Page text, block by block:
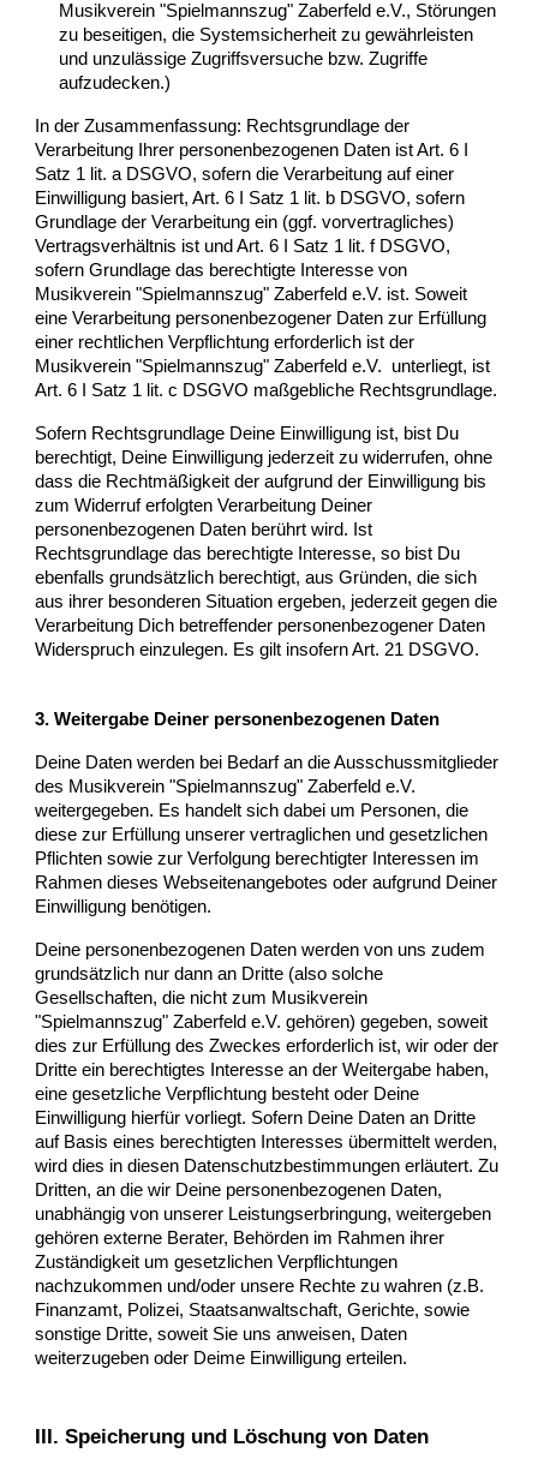
Musikverein "Spielmannszug" Zaberfeld e.V., Störungen
zu beseitigen, die Systemsicherheit zu gewährleisten
und unzulässige Zugriffsversuche bzw. Zugriffe
aufzudecken.)
In der Zusammenfassung: Rechtsgrundlage der
Verarbeitung Ihrer personenbezogenen Daten ist Art. 6 I
Satz 1 lit. a DSGVO, sofern die Verarbeitung auf einer
Einwilligung basiert, Art. 6 I Satz 1 lit. b DSGVO, sofern
Grundlage der Verarbeitung ein (ggf. vorvertragliches)
Vertragsverhältnis ist und Art. 6 I Satz 1 lit. f DSGVO,
sofern Grundlage das berechtigte Interesse von
Musikverein "Spielmannszug" Zaberfeld e.V. ist. Soweit
eine Verarbeitung personenbezogener Daten zur Erfüllung
einer rechtlichen Verpflichtung erforderlich ist der
Musikverein "Spielmannszug" Zaberfeld e.V.
unterliegt, ist
Art. 6 I Satz 1 lit. c DSGVO maßgebliche Rechtsgrundlage.
Sofern Rechtsgrundlage Deine Einwilligung ist, bist Du
berechtigt, Deine Einwilligung jederzeit zu widerrufen, ohne
dass die Rechtmäßigkeit der aufgrund der Einwilligung bis
zum Widerruf erfolgten Verarbeitung Deiner
personenbezogenen Daten berührt wird. Ist
Rechtsgrundlage das berechtigte Interesse, so bist Du
ebenfalls grundsätzlich berechtigt, aus Gründen, die sich
aus ihrer besonderen Situation ergeben, jederzeit gegen die
Verarbeitung Dich betreffender personenbezogener Daten
Widerspruch einzulegen. Es gilt insofern Art. 21 DSGVO.
3. Weitergabe Deiner personenbezogenen Daten
Deine Daten werden bei Bedarf an die Ausschussmitglieder
des Musikverein "Spielmannszug" Zaberfeld e.V.
weitergegeben. Es handelt sich dabei um Personen, die
diese zur Erfüllung unserer vertraglichen und gesetzlichen
Pflichten sowie zur Verfolgung berechtigter Interessen im
Rahmen dieses Webseitenangebotes oder aufgrund Deiner
Einwilligung benötigen.
Deine personenbezogenen Daten werden von uns zudem
grundsätzlich nur dann an Dritte (also solche
Gesellschaften, die nicht zum Musikverein
"Spielmannszug" Zaberfeld e.V.gehören) gegeben, soweit
dies zur Erfüllung des Zweckes erforderlich ist, wir oder der
Dritte ein berechtigtes Interesse an der Weitergabe haben,
eine gesetzliche Verpflichtung besteht oder Deine
Einwilligung hierfür vorliegt. Sofern Deine Daten an Dritte
auf Basis eines berechtigten Interesses übermittelt werden,
wird dies in diesen Datenschutzbestimmungen erläutert. Zu
Dritten, an die wir Deine personenbezogenen Daten,
unabhängig von unserer Leistungserbringung, weitergeben
gehören externe Berater, Behörden im Rahmen ihrer
Zuständigkeit um gesetzlichen Verpflichtungen
nachzukommen und/oder unsere Rechte zu wahren (z.B.
Finanzamt, Polizei, Staatsanwaltschaft, Gerichte, sowie
sonstige Dritte, soweit Sie uns anweisen, Daten
weiterzugeben oder Deime Einwilligung erteilen.
III. Speicherung und Löschung von Daten